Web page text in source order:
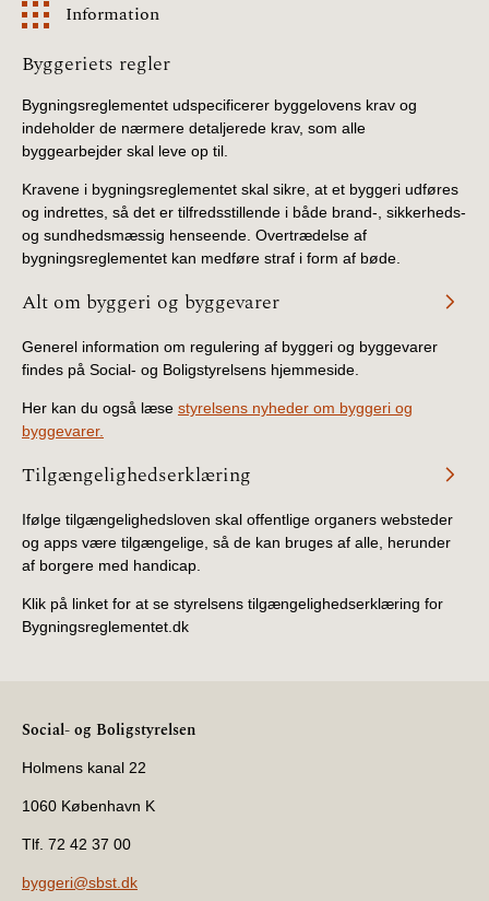
Information
Information
Byggeriets regler
Bygningsreglementet udspecificerer byggelovens krav og
indeholder de nærmere detaljerede krav, som alle
byggearbejder skal leve op til.
Kravene i bygningsreglementet skal sikre, at et byggeri udføres
og indrettes, så det er tilfredsstillende i både brand-, sikkerheds-
og sundhedsmæssig henseende. Overtrædelse af
bygningsreglementet kan medføre straf i form af bøde.
Alt om byggeri og byggevarer
Generel information om regulering af byggeri og byggevarer
findes på Social- og Boligstyrelsens hjemmeside.
Her kan du også læse styrelsens nyheder om byggeri og
byggevarer.
Tilgængelighedserklæring
Ifølge tilgængelighedsloven skal offentlige organers websteder
og apps være tilgængelige, så de kan bruges af alle, herunder
af borgere med handicap.
Klik på linket for at se styrelsens tilgængelighedserklæring for
Bygningsreglementet.dk
Social- og Boligstyrelsen
Holmens kanal 22
1060 København K
Tlf. 72 42 37 00
byggeri@sbst.dk